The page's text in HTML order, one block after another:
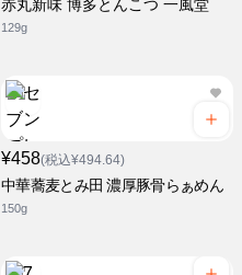
赤丸新味 博多とんこつ 一風堂
129g
¥458(税込¥494.64)
中華蕎麦とみ田 濃厚豚骨らぁめん
150g